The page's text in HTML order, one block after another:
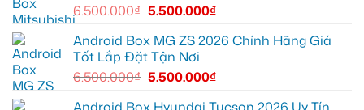
xe
thoải
mái
hơn
6.500.000₫ 5.500.000₫
Android Box MG ZS 2026 Chính Hãng Giá
Tốt Lắp Đặt Tận Nơi
6.500.000₫ 5.500.000₫